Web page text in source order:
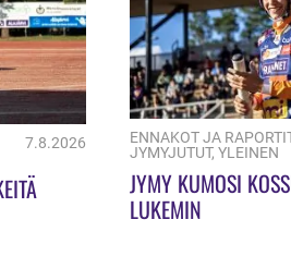
7.8.2026 ENNAKOT JA
JYMYJUTUT, YLEINEN
JYMY KUMOSI
LUKEMIN